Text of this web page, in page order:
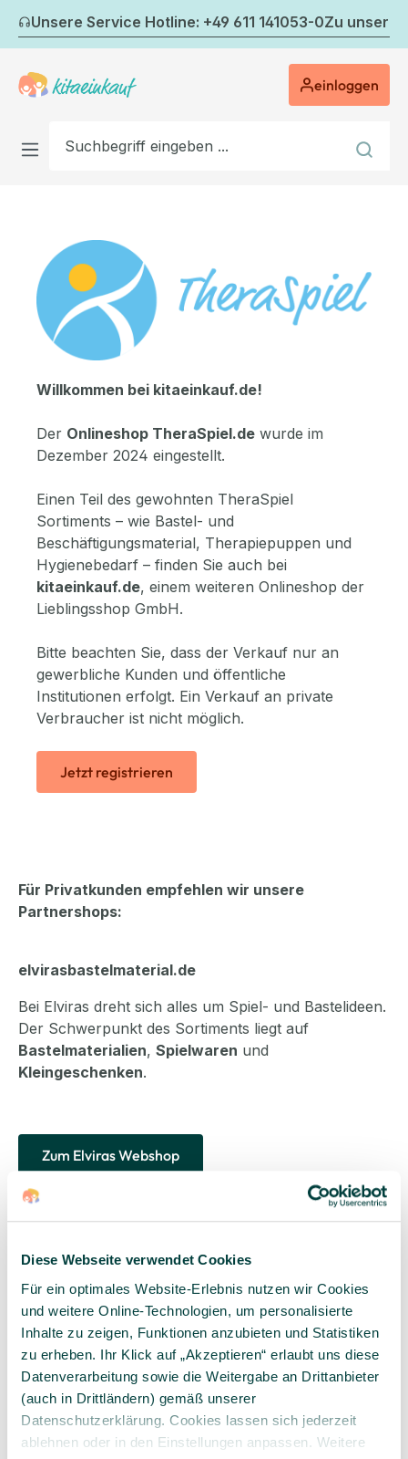
Diese Webseite verwendet Cookies
Für ein optimales Website-Erlebnis nutzen wir Cookies
und weitere Online-Technologien, um personalisierte
Inhalte zu zeigen, Funktionen anzubieten und Statistiken
zu erheben. Ihr Klick auf „Akzeptieren“ erlaubt uns diese
Datenverarbeitung sowie die Weitergabe an Drittanbieter
(auch in Drittländern) gemäß unserer
Datenschutzerklärung. Cookies lassen sich jederzeit
ablehnen oder in den Einstellungen anpassen. Weitere
Zum Hauptinhalt springen
Unsere Service Hotline: +49 611 141053-0Zu
einloggen
Willkommen bei kitaeinkauf.de!
Der Onlineshop TheraSpiel.de wurde im
Dezember 2024 eingestellt.
Einen Teil des gewohnten TheraSpiel
Sortiments – wie Bastel- und
Beschäftigungsmaterial, Therapiepuppen und
Hygienebedarf – finden Sie auch bei
kitaeinkauf.de, einem weiteren Onlineshop der
Lieblingsshop GmbH.
Bitte beachten Sie, dass der Verkauf nur an
gewerbliche Kunden und öffentliche
Institutionen erfolgt. Ein Verkauf an private
Verbraucher ist nicht möglich.
Jetzt registrieren
Für Privatkunden empfehlen wir unsere
Partnershops:
elvirasbastelmaterial.de
Bei Elviras dreht sich alles um Spiel- und Bastelideen.
Der Schwerpunkt des Sortiments liegt auf
Bastelmaterialien, Spielwaren und
Kleingeschenken.
Zum Elviras Webshop
happy-kidz.com